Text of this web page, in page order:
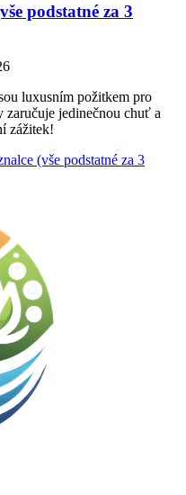
podstatné za 3
luxusním požitkem pro
zaručuje jedinečnou chuť a
zážitek!
(vše podstatné za 3